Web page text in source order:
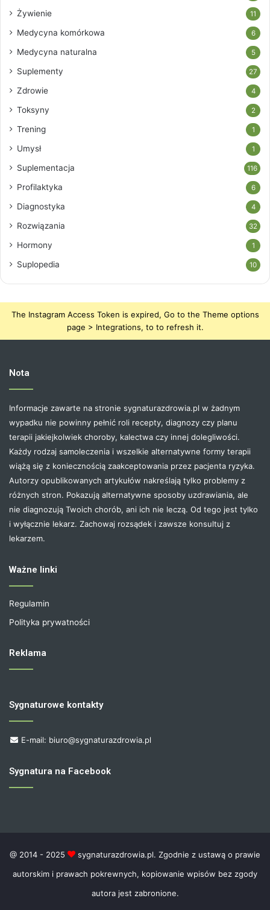
Żywienie 11
Medycyna komórkowa 6
Medycyna naturalna 5
Suplementy 27
Zdrowie 4
Toksyny 2
Trening 1
Umysł 1
Suplementacja 116
Profilaktyka 6
Diagnostyka 4
Rozwiązania 32
Hormony 1
Suplopedia 10
The Instagram Access Token is expired, Go to the Theme options
page > Integrations, to to refresh it.
Nota
Informacje zawarte na stronie sygnaturazdrowia.pl w żadnym
wypadku nie powinny pełnić roli recepty, diagnozy czy planu
terapii jakiejkolwiek choroby, kalectwa czy innej dolegliwości.
Każdy rodzaj samoleczenia i wszelkie alternatywne formy terapii
wiążą się z koniecznością zaakceptowania przez pacjenta ryzyka.
Autorzy opublikowanych artykułów nakreślają tylko problemy z
różnych stron. Pokazują alternatywne sposoby uzdrawiania, ale
nie diagnozują Twoich chorób, ani ich nie leczą. Od tego jest tylko
i wyłącznie lekarz. Zachowaj rozsądek i zawsze konsultuj z
lekarzem.
Ważne linki
Regulamin
Polityka prywatności
Reklama
Sygnaturowe kontakty
E-mail: biuro@sygnaturazdrowia.pl
Sygnatura na Facebook
@ 2014 - 2025
sygnaturazdrowia.pl. Zgodnie z ustawą o prawie
autorskim i prawach pokrewnych, kopiowanie wpisów bez zgody
autora jest zabronione.